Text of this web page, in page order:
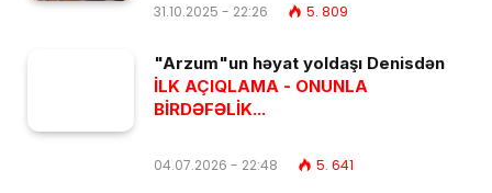
31.10.2025 - 22:26 5. 809
"Arzum"un həyat yoldaşı Denisdən
İLK AÇIQLAMA - ONUNLA
BİRDƏFƏLİK...
04.07.2026 - 22:48 5. 641